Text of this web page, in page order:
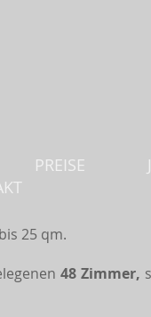
PREISE
25 qm.
48 Zimmer,